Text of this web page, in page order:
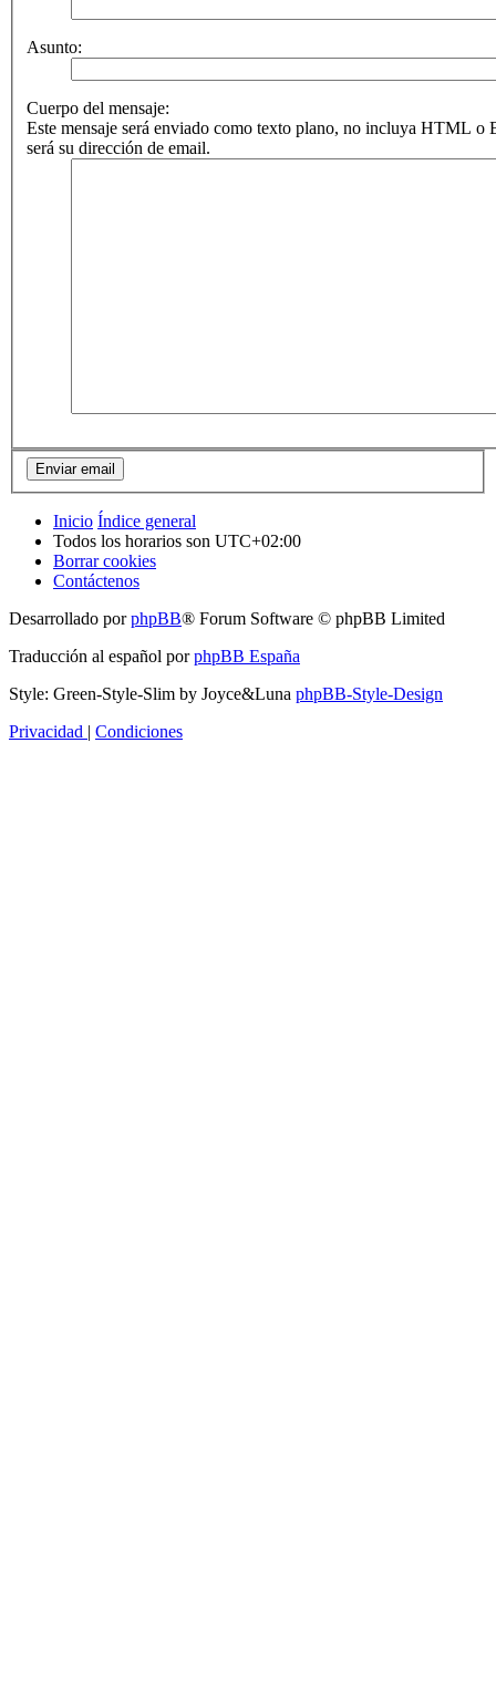
Asunto:
Cuerpo del mensaje:
Este mensaje será enviado como texto plano, no incluya HTML o
será su dirección de email.
Inicio Índice general
Todos los horarios son UTC+02:00
Borrar cookies
Contáctenos
Desarrollado porphpBB® Forum Software © phpBB Limited
Traducción al español porphpBB España
Style: Green-Style-Slim by Joyce&Luna phpBB-Style-Design
Privacidad | Condiciones